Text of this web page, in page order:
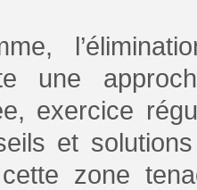
une
exercice
et
zone